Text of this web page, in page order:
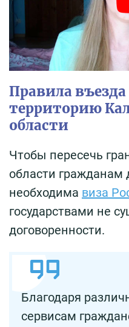
Правила
территорию
области
Чтобы пересечь
области гражданам
необходима виза
государствами не
договоренности.
Благодаря
сервисам